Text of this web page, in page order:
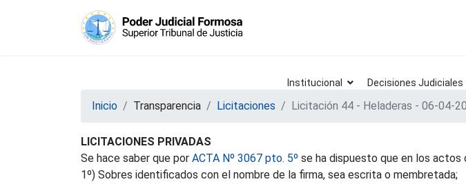
Institucional Decisiones Judiciales
Inicio Transparencia Licitaciones Licitación 44 - Heladeras - 06-04-
LICITACIONES PRIVADAS
Se hace saber que por ACTA Nº 3067 pto. 5º se ha dispuesto que en los
1º) Sobres identificados con el nombre de la firma, sea escrita o membretada;